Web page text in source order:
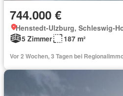
744.000 €
Henstedt-Ulzburg, Schleswig-
5 Zimmer
187 m²
Vor 2 Wochen, 3 Tagen bei